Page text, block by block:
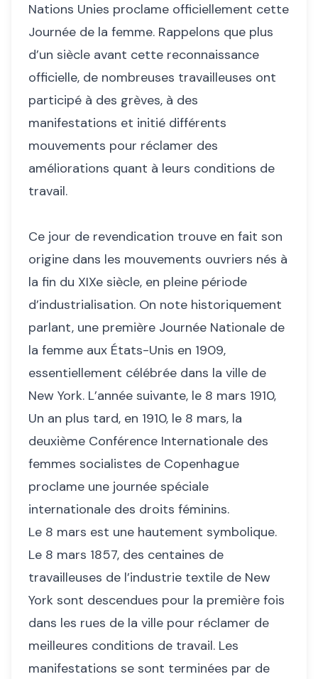
Nations Unies proclame officiellement cette
Journée de la femme. Rappelons que plus
d’un siècle avant cette reconnaissance
officielle, de nombreuses travailleuses ont
participé à des grèves, à des
manifestations et initié différents
mouvements pour réclamer des
améliorations quant à leurs conditions de
travail.
Ce jour de revendication trouve en fait son
origine dans les mouvements ouvriers nés à
la fin du XIXe siècle, en pleine période
d’industrialisation. On note historiquement
parlant, une première Journée Nationale de
la femme aux États-Unis en 1909,
essentiellement célébrée dans la ville de
New York. L’année suivante, le 8 mars 1910,
Un an plus tard, en 1910, le 8 mars, la
deuxième Conférence Internationale des
femmes socialistes de Copenhague
proclame une journée spéciale
internationale des droits féminins.
Le 8 mars est une hautement symbolique.
Le 8 mars 1857, des centaines de
travailleuses de l’industrie textile de New
York sont descendues pour la première fois
dans les rues de la ville pour réclamer de
meilleures conditions de travail. Les
manifestations se sont terminées par de